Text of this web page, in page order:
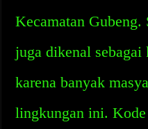
Kecamatan
juga dikenal sebagai
karena banyak
lingkungan ini.